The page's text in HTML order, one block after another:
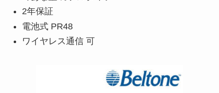
2年保証
電池式 PR48
ワイヤレス通信 可